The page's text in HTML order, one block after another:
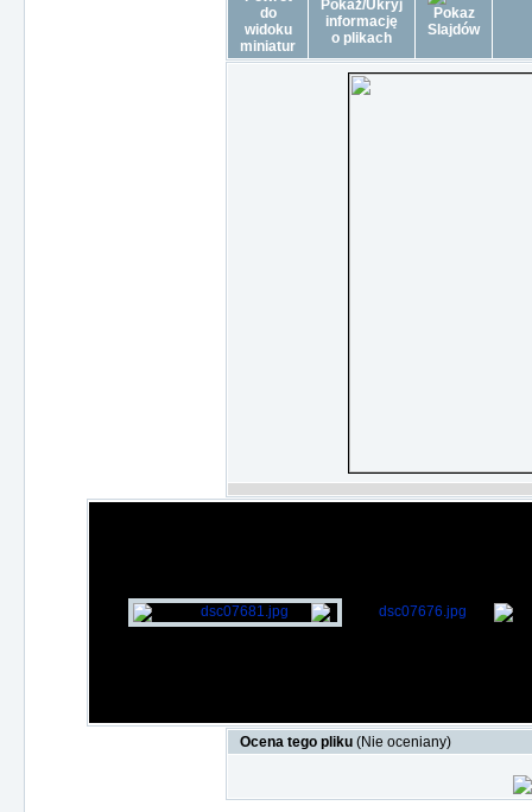
Ocena tego pliku (Nie oceniany)